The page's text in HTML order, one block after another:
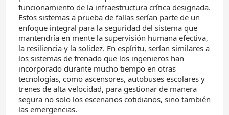
funcionamiento de la infraestructura crítica designada.
Estos sistemas a prueba de fallas serían parte de un
enfoque integral para la seguridad del sistema que
mantendría en mente la supervisión humana efectiva,
la resiliencia y la solidez. En espíritu, serían similares a
los sistemas de frenado que los ingenieros han
incorporado durante mucho tiempo en otras
tecnologías, como ascensores, autobuses escolares y
trenes de alta velocidad, para gestionar de manera
segura no solo los escenarios cotidianos, sino también
las emergencias.